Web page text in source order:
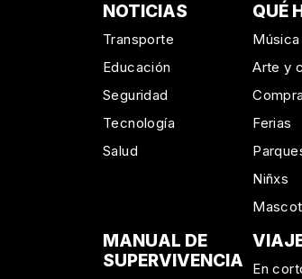
NOTICIAS
Transporte
Educación
Seguridad
Tecnología
Salud
QUÉ
Música
Arte y
Ferias
Niñxs
MANUAL DE
SUPERVIVENCIA
En